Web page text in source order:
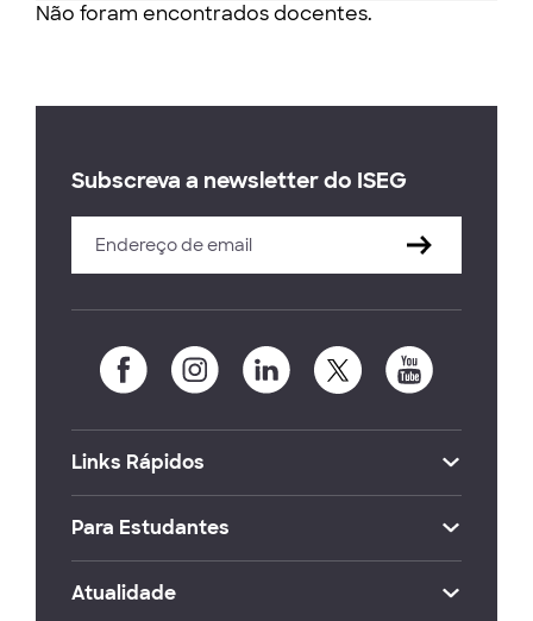
Não foram encontrados docentes.
Subscreva a newsletter do ISEG
Links Rápidos
Para Estudantes
Atualidade